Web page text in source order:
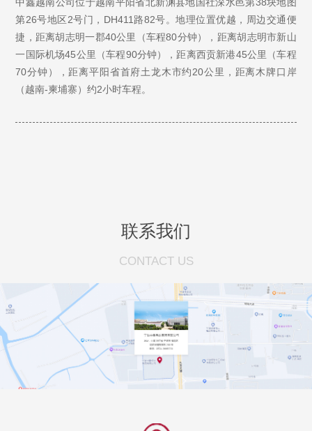
第26号地区2号门，DH411路82号。地理位置优越，周边交通便
捷，距离胡志明一郡40公里（车程80分钟），距离胡志明市新山
一国际机场45公里（车程90分钟），距离西贡新港45公里（车程
70分钟），距离平阳省首府土龙木市约20公里，距离木牌口岸
（越南-柬埔寨）约2小时车程。
联系我们
CONTACT US